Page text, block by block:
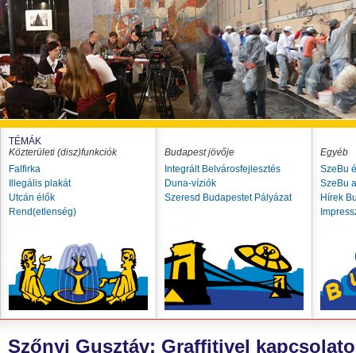
TÉMÁK
Közterületi (disz)funkciók
Falfirka
Illegális plakát
Utcán élők
Rend(etlenség)
Budapest jövője
Integrált Belvárosfejlesztés
Duna-víziók
Szeresd Budapestet Pályázat
Egyéb
SzeBu
SzeBu
Hírek
Szőnyi Gusztáv: Graffitivel